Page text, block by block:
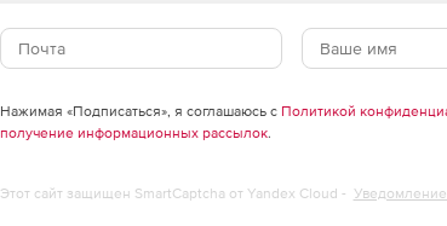
Нажимая «Подписаться», я соглашаюсь с Политикой
получение информационных рассылок.
Этот сайт защищен SmartCaptcha от Yandex Cloud -